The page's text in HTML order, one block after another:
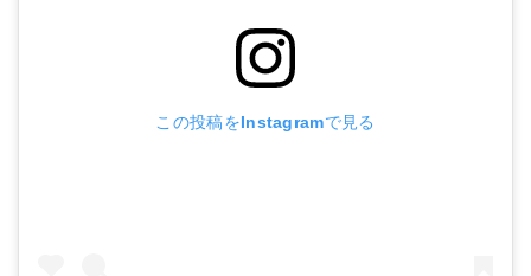
この投稿をInstagramで見る